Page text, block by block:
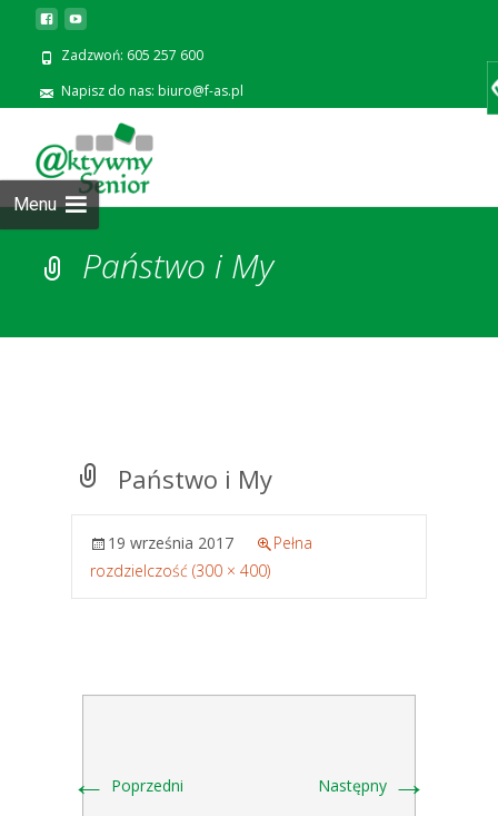
Zadzwoń: 605 257 600
Napisz do nas: biuro@f-as.pl
Menu
Państwo i My
Państwo i My
19 września 2017
Pełna
rozdzielczość (300 × 400)
← Poprzedni Następny →